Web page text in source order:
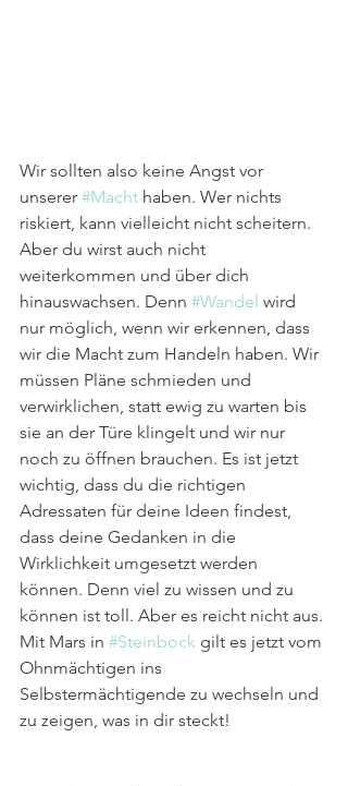
Wir sollten also keine Angst vor
unserer #Macht haben. Wer nichts
riskiert, kann vielleicht nicht scheitern.
Aber du wirst auch nicht
weiterkommen und über dich
hinauswachsen. Denn #Wandel wird
nur möglich, wenn wir erkennen, dass
wir die Macht zum Handeln haben. Wir
müssen Pläne schmieden und
verwirklichen, statt ewig zu warten bis
sie an der Türe klingelt und wir nur
noch zu öffnen brauchen. Es ist jetzt
wichtig, dass du die richtigen
Adressaten für deine Ideen findest,
dass deine Gedanken in die
Wirklichkeit umgesetzt werden
können. Denn viel zu wissen und zu
können ist toll. Aber es reicht nicht aus.
Mit Mars in #Steinbock gilt es jetzt vom
Ohnmächtigen ins
Selbstermächtigende zu wechseln und
zu zeigen, was in dir steckt!